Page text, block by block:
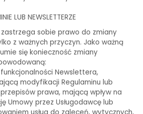
LUB NEWSLETTERZE
zastrzega sobie prawo do zmiany
z ważnych przyczyn. Jako ważną
się konieczność zmiany
Newslettera,
modyfikacji Regulaminu lub
prawa, mającą wpływ na
Umowy przez Usługodawcę lub
usług do zaleceń, wytycznych,